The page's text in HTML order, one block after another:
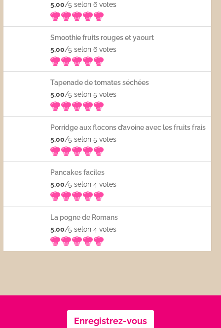
5,00/5 selon 6votes
Smoothie fruits rouges et yaourt
5,00/5 selon 6votes
Tapenade de tomates séchées
5,00/5 selon 5votes
Porridge aux flocons d’avoine avec les fruits frais
5,00/5 selon 5votes
Pancakes faciles
5,00/5 selon 4votes
La pogne de Romans
5,00/5 selon 4votes
Enregistrez-vous